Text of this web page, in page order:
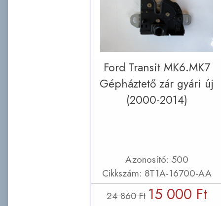
Ford Transit MK6.MK7
Gépháztető zár gyári új
(2000-2014)
Azonosító: 500
Cikkszám: 8T1A-16700-AA
24 860 Ft 15 000 Ft